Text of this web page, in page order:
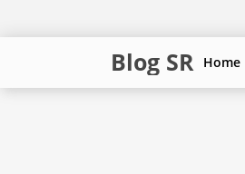
Blog SR Home